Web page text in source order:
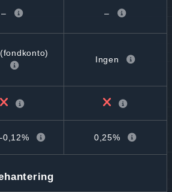
– –
Ingen
0,25%